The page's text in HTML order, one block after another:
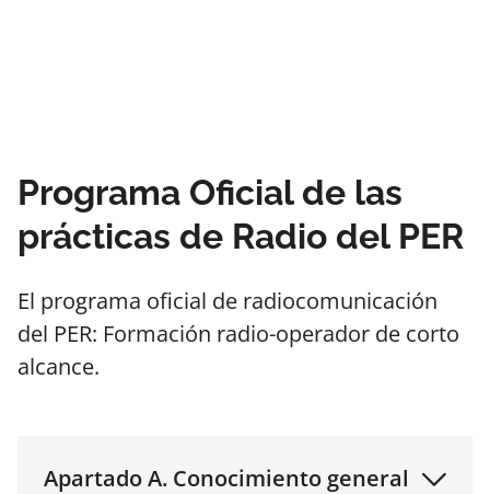
Programa Oficial de las
prácticas de Radio del PER
El programa oficial de radiocomunicación
del PER: Formación radio-operador de corto
alcance.
Apartado A. Conocimiento general